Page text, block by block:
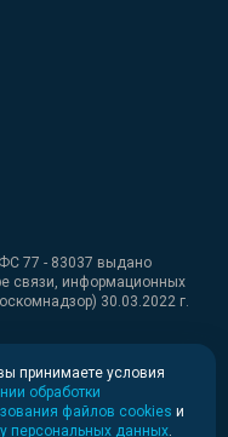
77 - 83037 выдано
связи, информационных
30.03.2022 г.
принимаете условия
обработки
файлов cookies и
персональных данных